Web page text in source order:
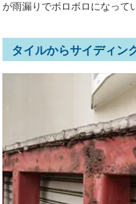
が雨漏りでボロボロになって
タイルからサイディン